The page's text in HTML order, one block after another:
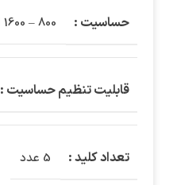
حساسیت : 800 – 1600 DPI
قابلیت تنظیم حساسیت :
تعداد کلید : 5 عدد